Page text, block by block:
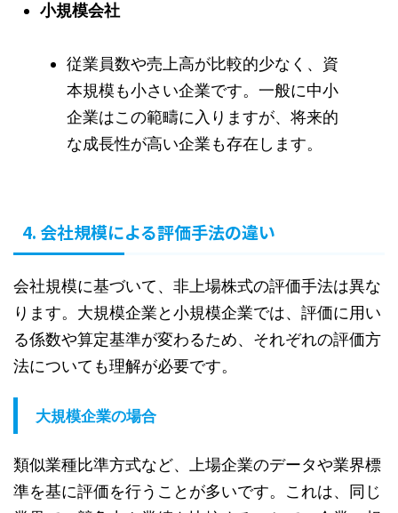
小規模会社
従業員数や売上高が比較的少なく、資
本規模も小さい企業です。一般に中小
企業はこの範疇に入りますが、将来的
な成長性が高い企業も存在します。
4. 会社規模による評価手法の違い
会社規模に基づいて、非上場株式の評価手法は異な
ります。大規模企業と小規模企業では、評価に用い
る係数や算定基準が変わるため、それぞれの評価方
法についても理解が必要です。
大規模企業の場合
類似業種比準方式など、上場企業のデータや業界標
準を基に評価を行うことが多いです。これは、同じ